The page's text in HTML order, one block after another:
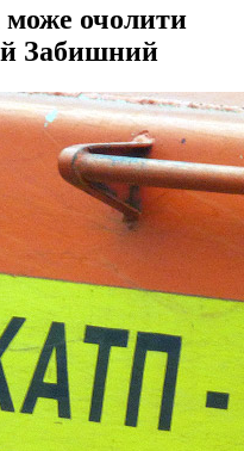
очолити
Забишний